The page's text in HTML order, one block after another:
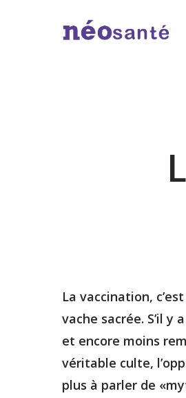
Cliquer sur
La vaccination,
vache sacrée. S’il y
et encore moins
véritable culte,
plus à parler de